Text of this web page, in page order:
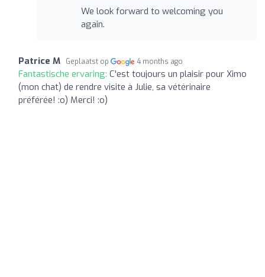
We look forward to welcoming you
again.
Patrice M Geplaatst op 4 months ago
Fantastische ervaring: C'est toujours un plaisir pour Ximo
(mon chat) de rendre visite à Julie, sa vétérinaire
préférée! :o) Merci! :o)